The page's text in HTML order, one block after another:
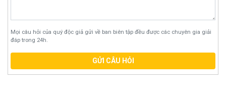
Mọi câu hỏi của quý độc giả gửi về ban biên tập đều được các chuyên gia giải
đáp trong 24h.
GỬI CÂU HỎI